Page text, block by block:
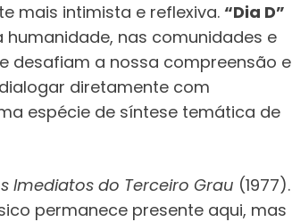
mais intimista e reflexiva. “Dia D”
nas comunidades e
desafiam a nossa compreensão e
diretamente com
espécie de síntese temática de
Imediatos do Terceiro Grau (1977).
permanece presente aqui, mas